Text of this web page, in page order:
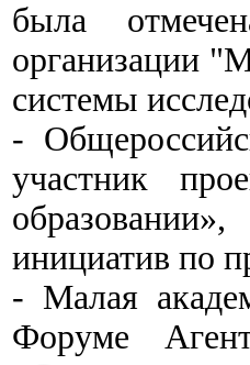
была
организации
системы
-
участник
инициатив по
- Малая
Форуме